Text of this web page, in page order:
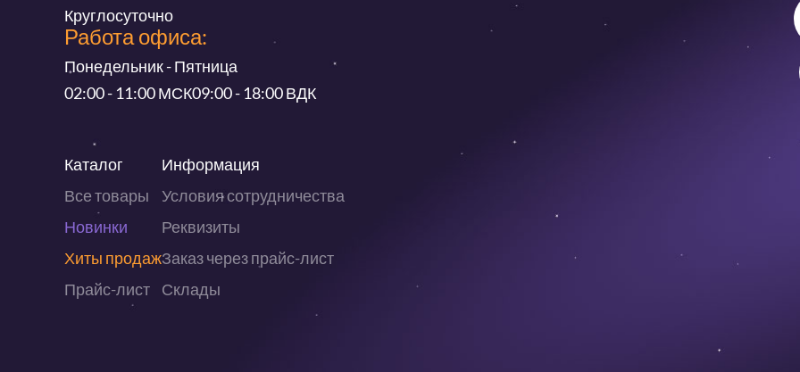
Круглосуточно
Работа офиса:
Понедельник - Пятница
02:00 - 11:00 МСК09:00 - 18:00 ВДК
Каталог
Все товары
Новинки
Хиты продаж
Прайс-лист
Информация
Условия сотрудничества
Реквизиты
Заказ через прайс-лист
Склады